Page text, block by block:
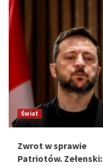
Świat
Zwrot w sprawie
Patriotów. Zełenski: